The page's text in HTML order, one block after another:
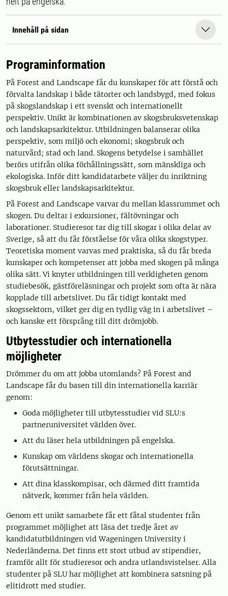
Innehåll på sidan
Programinformation
På Forest and Landscape får du kunskaper för att förstå och
förvalta landskap i både tätorter och landsbygd, med fokus
på skogslandskap i ett svenskt och internationellt
perspektiv. Unikt är kombinationen av skogsbruksvetenskap
och landskapsarkitektur. Utbildningen balanserar olika
perspektiv, som miljö och ekonomi; skogsbruk och
naturvård; stad och land. Skogens betydelse i samhället
berörs utifrån olika förhållningssätt, som mänskliga och
ekologiska. Inför ditt kandidatarbete väljer du inriktning
skogsbruk eller landskapsarkitektur.
På Forest and Landscape varvar du mellan klassrummet och
skogen. Du deltar i exkursioner, fältövningar och
laborationer. Studieresor tar dig till skogar i olika delar av
Sverige, så att du får förståelse för våra olika skogstyper.
Teoretiska moment varvas med praktiska, så du får breda
kunskaper och kompetenser att jobba med skogen på många
olika sätt. Vi knyter utbildningen till verkligheten genom
studiebesök, gästföreläsningar och projekt som ofta är nära
kopplade till arbetslivet. Du får tidigt kontakt med
skogssektorn, vilket ger dig en tydlig väg in i arbetslivet –
och kanske ett försprång till ditt drömjobb.
Utbytesstudier och internationella
möjligheter
Drömmer du om att jobba utomlands? På Forest and
Landscape får du basen till din internationella karriär
genom:
Goda möjligheter till utbytesstudier vid SLU:s
partneruniversitet världen över.
Att du läser hela utbildningen på engelska.
Kunskap om världens skogar och internationella
förutsättningar.
Att dina klasskompisar, och därmed ditt framtida
nätverk, kommer från hela världen.
Genom ett unikt samarbete får ett fåtal studenter från
programmet möjlighet att läsa det tredje året av
kandidatutbildningen vid Wageningen University i
Nederländerna. Det finns ett stort utbud av stipendier,
framför allt för studieresor och andra utlandsvistelser. Alla
studenter på SLU har möjlighet att kombinera satsning på
elitidrott med studier.